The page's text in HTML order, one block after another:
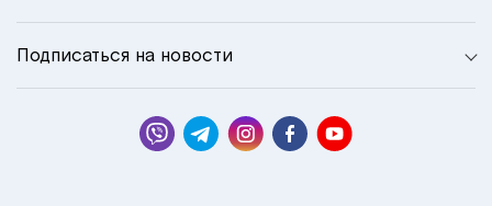
Подписаться на новости